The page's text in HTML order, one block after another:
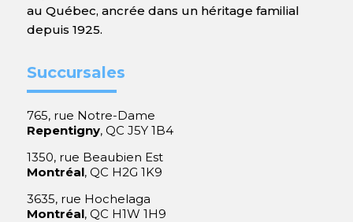
au Québec, ancrée dans un héritage familial
depuis 1925.
Succursales
765, rue Notre-Dame
Repentigny, QC J5Y 1B4
1350, rue Beaubien Est
Montréal, QC H2G 1K9
3635, rue Hochelaga
Montréal, QC H1W 1H9